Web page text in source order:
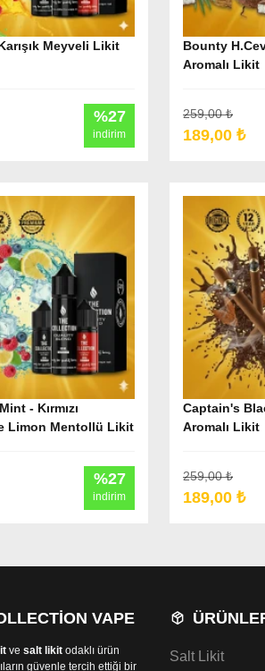
Meyveli Likit
%27
indirim
Bounty
Aromalı Likit
259,00 ₺
189,00 ₺
- Kırmızı
Limon Mentollü Likit
%27
indirim
Captain's
Aromalı Likit
259,00 ₺
189,00 ₺
VAPE
ve salt likit odaklı ürün
güvenle tercih ettiği bir
Salt Likit